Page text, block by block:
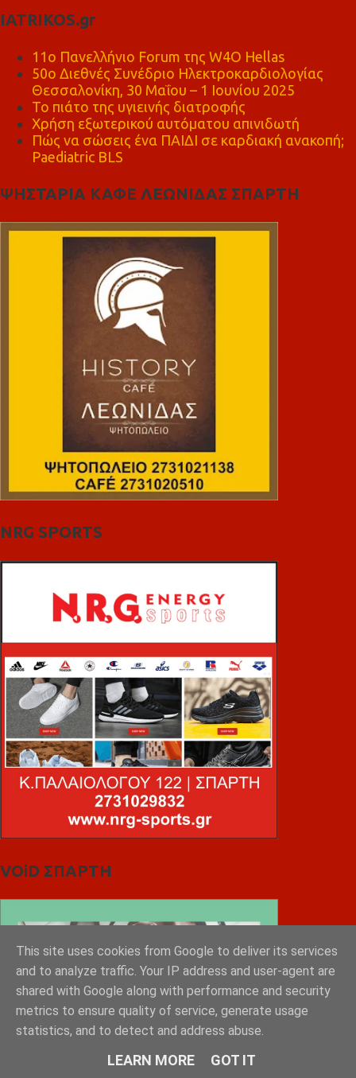
IATRIKOS.gr
11ο Πανελλήνιο Forum της W4O Hellas
50ο Διεθνές Συνέδριο Ηλεκτροκαρδιολογίας
Θεσσαλονίκη, 30 Μαΐου – 1 Ιουνίου 2025
Το πιάτο της υγιεινής διατροφής
Χρήση εξωτερικού αυτόματου απινιδωτή
Πώς να σώσεις ένα ΠΑΙΔΙ σε καρδιακή ανακοπή;
Paediatric BLS
ΨΗΣΤΑΡΙΑ ΚΑΦΕ ΛΕΩΝΙΔΑΣ ΣΠΑΡΤΗ
NRG SPORTS
VOiD ΣΠΑΡΤΗ
This site uses cookies from Google to deliver its services
and to analyze traffic. Your IP address and user-agent are
shared with Google along with performance and security
metrics to ensure quality of service, generate usage
statistics, and to detect and address abuse.
LEARN MORE GOT IT